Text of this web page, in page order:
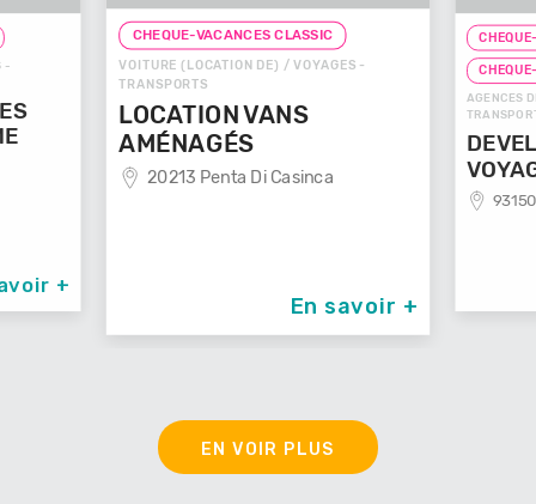
-
+
CHEQUE-VACANCES CLASSIC
VOITURE (LOCATION DE) / VOYAGES -
TRANSPORTS
LOCATION VANS
AMÉNAGÉS
20213 Penta Di Casinca
En savoir +
AGENCES
EN VOIR PLUS